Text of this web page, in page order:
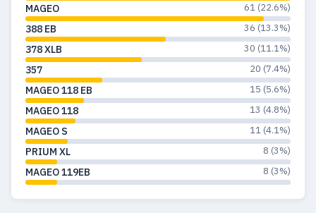
MAGEO 61 (22.6%)
388 EB 36 (13.3%)
378 XLB 30 (11.1%)
357 20 (7.4%)
MAGEO 118 EB 15 (5.6%)
MAGEO 118 13 (4.8%)
MAGEO S 11 (4.1%)
PRIUM XL 8 (3%)
MAGEO 119EB 8 (3%)